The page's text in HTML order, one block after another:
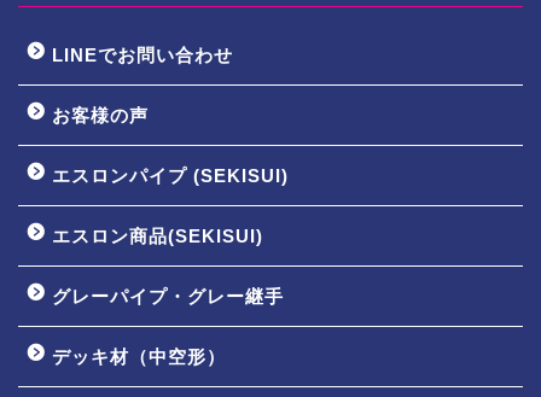
LINEでお問い合わせ
お客様の声
エスロンパイプ (SEKISUI)
エスロン商品(SEKISUI)
グレーパイプ・グレー継手
デッキ材（中空形）